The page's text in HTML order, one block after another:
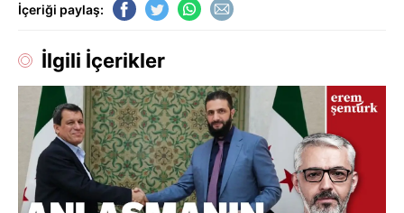
İçeriği paylaş:
İlgili İçerikler